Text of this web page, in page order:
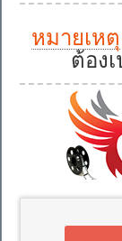
หมายเหตุ
ต้อง